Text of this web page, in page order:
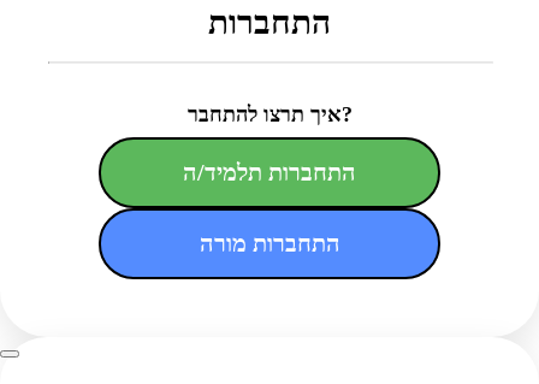
התחברות
איך תרצו להתחבר?
התחברות תלמיד/ה
התחברות מורה